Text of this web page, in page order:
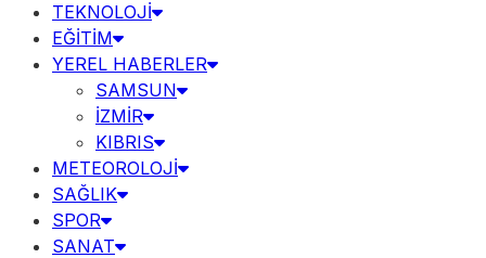
TEKNOLOJİ
EĞİTİM
YEREL HABERLER
SAMSUN
İZMİR
KIBRIS
METEOROLOJİ
SAĞLIK
SPOR
SANAT